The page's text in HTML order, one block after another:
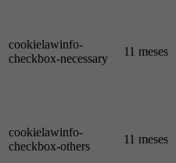
cookielawinfo-
checkbox-necessary
11 meses
cookielawinfo-
checkbox-others
11 meses